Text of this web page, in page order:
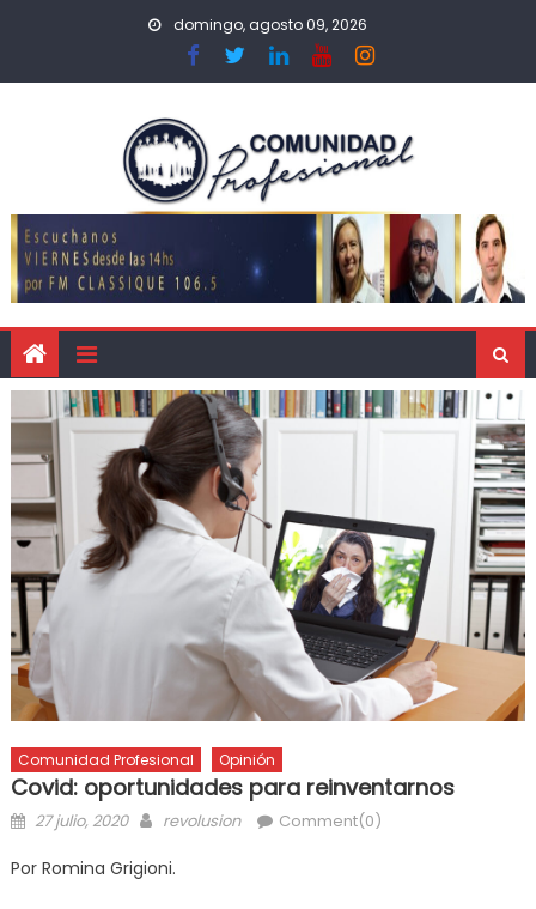
domingo, agosto 09, 2026
Comunidad Profesional Opinión
Covid: oportunidades para reinventarnos
27 julio, 2020 revolusion Comment(0)
Por Romina Grigioni.